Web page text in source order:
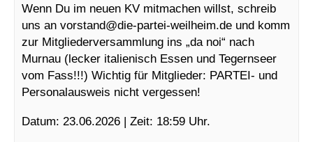
Wenn Du im neuen KV mitmachen willst, schreib
uns an vorstand@die-partei-weilheim.de und komm
zur Mitgliederversammlung ins „da noi“ nach
Murnau (lecker italienisch Essen und Tegernseer
vom Fass!!!) Wichtig für Mitglieder: PARTEI- und
Personalausweis nicht vergessen!
Datum: 23.06.2026 | Zeit: 18:59 Uhr.